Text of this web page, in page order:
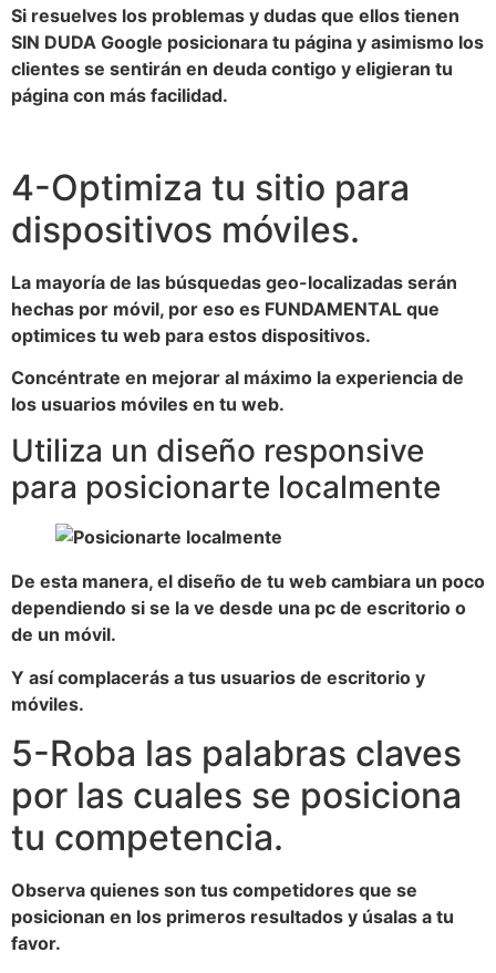
Si resuelves los problemas y dudas que ellos tienen
SIN DUDA Google posicionara tu página y asimismo los
clientes se sentirán en deuda contigo y eligieran tu
página con más facilidad.
4-Optimiza tu sitio para
dispositivos móviles.
La mayoría de las búsquedas geo-localizadas serán
hechas por móvil, por eso es FUNDAMENTAL que
optimices tu web para estos dispositivos.
Concéntrate en mejorar al máximo la experiencia de
los usuarios móviles en tu web.
Utiliza un diseño responsive
para posicionarte localmente
De esta manera, el diseño de tu web cambiara un poco
dependiendo si se la ve desde una pc de escritorio o
de un móvil.
Y así complacerás a tus usuarios de escritorio y
móviles.
5-Roba las palabras claves
por las cuales se posiciona
tu competencia.
Observa quienes son tus competidores que se
posicionan en los primeros resultados y úsalas a tu
favor.